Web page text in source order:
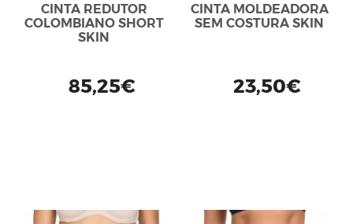
CINTA REDUTOR
COLOMBIANO SHORT
SKIN
85,25€
CINTA MOLDEADORA
SEM COSTURA SKIN
23,50€